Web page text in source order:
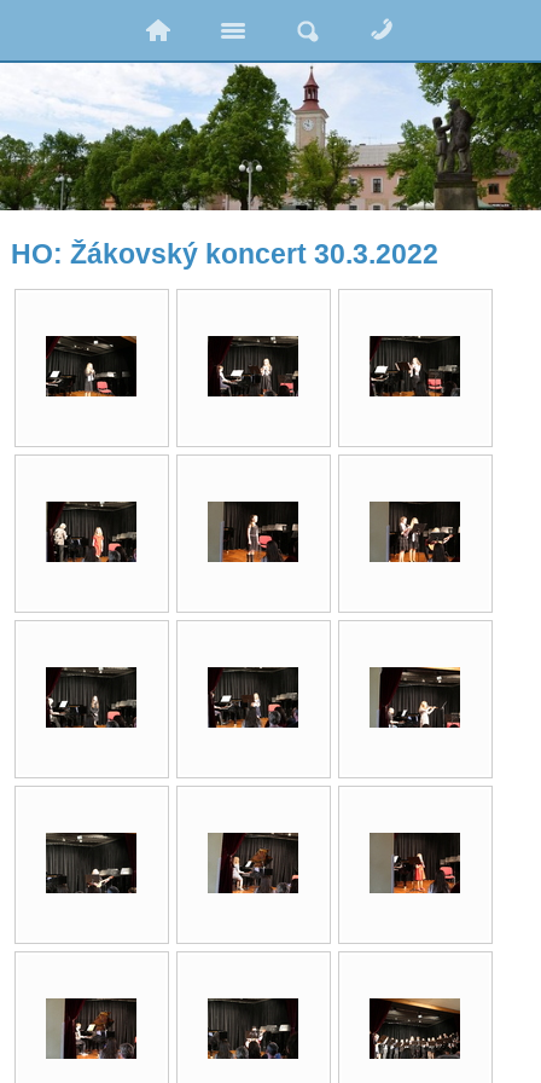
HO: Žákovský koncert 30.3.2022